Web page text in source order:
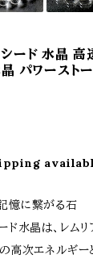
シード 水晶
晶 パワース
憶に繋がる石
ド水晶は、レム
高次エネルギ